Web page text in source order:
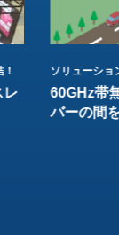
レ
ソリューショ
60GHz帯
バーの間